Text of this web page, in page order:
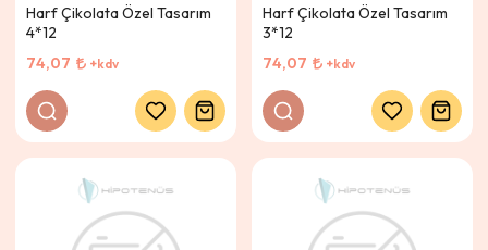
Harf Çikolata Özel Tasarım
4*12
74,07
+kdv
Harf Çikolata Özel Tasarım
3*12
74,07
+kdv